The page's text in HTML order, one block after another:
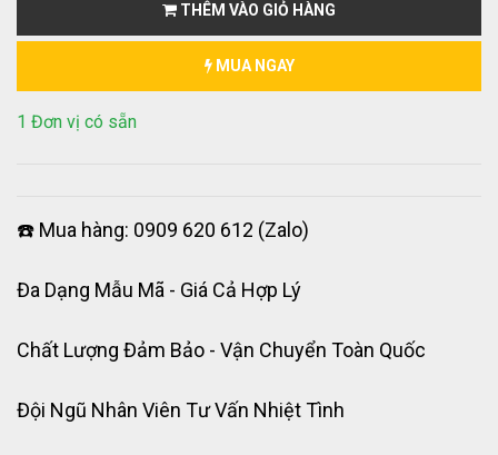
THÊM VÀO GIỎ HÀNG
MUA NGAY
1 Đơn vị có sẵn
☎️ Mua hàng: 0909 620 612 (Zalo)
Đa Dạng Mẫu Mã - Giá Cả Hợp Lý
Chất Lượng Đảm Bảo - Vận Chuyển Toàn Quốc
Đội Ngũ Nhân Viên Tư Vấn Nhiệt Tình